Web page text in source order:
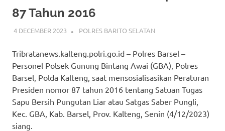
87 Tahun 2016
4 DECEMBER 2023 ADMIN_POLRESBARSEL
POLRES BARITO SELATAN
Tribratanews.kalteng.polri.go.id – Polres Barsel –
Personel Polsek Gunung Bintang Awai (GBA), Polres
Barsel, Polda Kalteng, saat mensosialisasikan Peraturan
Presiden nomor 87 tahun 2016 tentang Satuan Tugas
Sapu Bersih Pungutan Liar atau Satgas Saber Pungli,
Kec. GBA, Kab. Barsel, Prov. Kalteng, Senin (4/12/2023)
siang.